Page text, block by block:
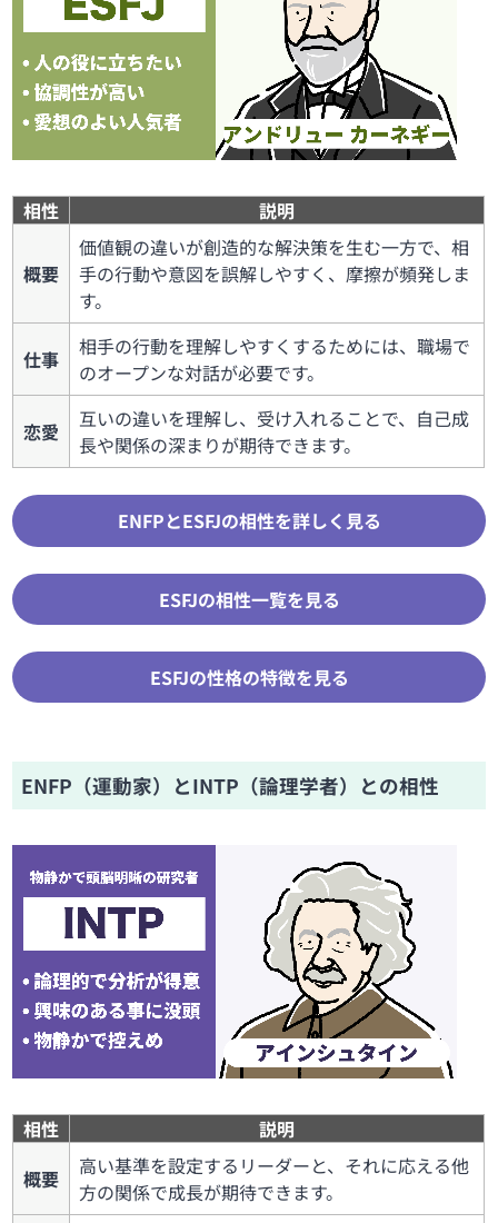
相性 説明
概要
価値観の違いが創造的な解決策を生む一方で、相
手の行動や意図を誤解しやすく、摩擦が頻発しま
す。
仕事
相手の行動を理解しやすくするためには、職場で
のオープンな対話が必要です。
恋愛
互いの違いを理解し、受け入れることで、自己成
長や関係の深まりが期待できます。
ENFPとESFJの相性を詳しく見る
ESFJの相性一覧を見る
ESFJの性格の特徴を見る
ENFP（運動家）とINTP（論理学者）との相性
相性
説明
概要
高い基準を設定するリーダーと、それに応える他
方の関係で成長が期待できます。